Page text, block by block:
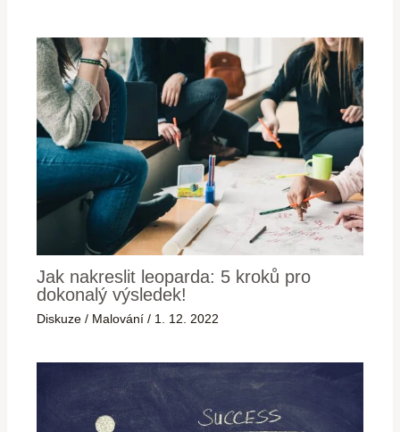
Jak nakreslit leoparda: 5 kroků pro
dokonalý výsledek!
Diskuze / Malování / 1. 12. 2022